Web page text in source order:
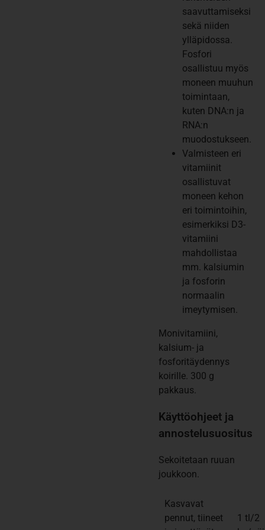
saavuttamiseksi
sekä niiden
ylläpidossa.
Fosfori
osallistuu myös
moneen muuhun
toimintaan,
kuten DNA:n ja
RNA:n
muodostukseen.
Valmisteen eri
vitamiinit
osallistuvat
moneen kehon
eri toimintoihin,
esimerkiksi D3-
vitamiini
mahdollistaa
mm. kalsiumin
ja fosforin
normaalin
imeytymisen.
Monivitamiini,
kalsium- ja
fosforitäydennys
koirille. 300 g
pakkaus.
Käyttöohjeet ja
annostelusuositus
Sekoitetaan ruuan
joukkoon.
Kasvavat
pennut, tiineet
1 tl/2